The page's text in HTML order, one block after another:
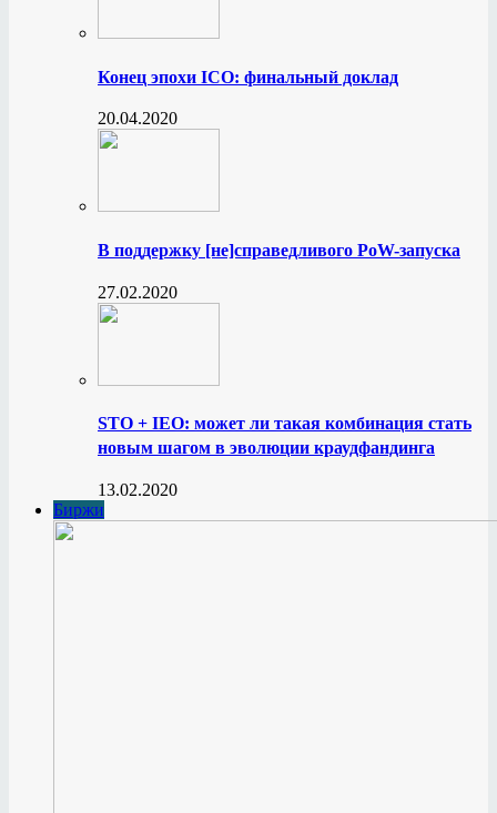
Конец эпохи ICO: финальный доклад
20.04.2020
В поддержку [не]справедливого PoW-запуска
27.02.2020
STO + IEO: может ли такая комбинация стать
новым шагом в эволюции краудфандинга
13.02.2020
Биржи